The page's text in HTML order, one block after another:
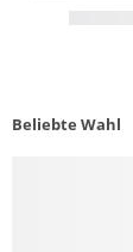
Beliebte Wahl